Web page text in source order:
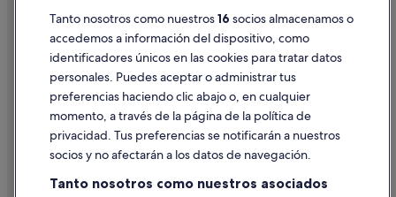
Pautas sobre el contenido y cómo denunciar contenido
Ayuda
Cancelar un vuelo
Cancelar una reserva de hotel o de un alquiler vacacional
Tanto nosotros como nuestros16 socios almacenamos o
accedemos a información del dispositivo, como
identificadores únicos en las cookies para tratar datos
personales. Puedes aceptar o administrar tus
preferencias haciendo clic abajo o, en cualquier
momento, a través de la página de la política de
privacidad. Tus preferencias se notificarán a nuestros
socios y no afectarán a los datos de navegación.
Tanto nosotros como nuestros asociados